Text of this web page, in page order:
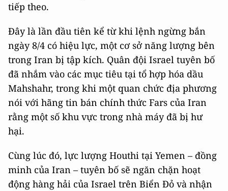
tiếp theo.
Đây là lần đầu tiên kể từ khi lệnh ngừng bắn
ngày 8/4 có hiệu lực, một cơ sở năng lượng bên
trong Iran bị tập kích. Quân đội Israel tuyên bố
đã nhắm vào các mục tiêu tại tổ hợp hóa dầu
Mahshahr, trong khi một quan chức địa phương
nói với hãng tin bán chính thức Fars của Iran
rằng một số khu vực trong nhà máy đã bị hư
hại.
Cùng lúc đó, lực lượng Houthi tại Yemen – đồng
minh của Iran – tuyên bố sẽ ngăn chặn hoạt
động hàng hải của Israel trên Biển Đỏ và nhận